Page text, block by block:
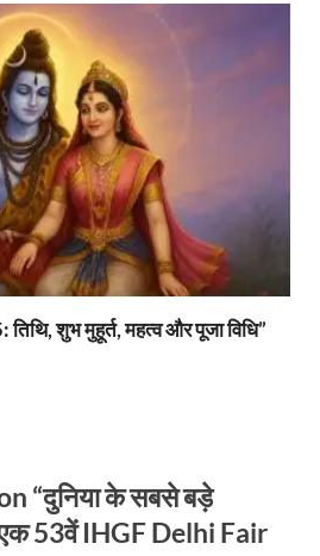
शुभ मुहूर्त, महत्व और पूजा विधि”
“दुनिया के सबसे बड़े
एक 53वें IHGF Delhi Fair